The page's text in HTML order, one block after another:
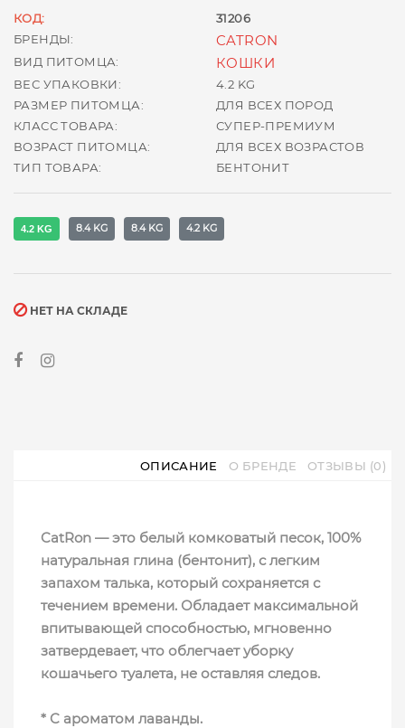
КОД:
31206
БРЕНДЫ:
CATRON
ВИД ПИТОМЦА: КОШКИ
ВЕС УПАКОВКИ:
4.2 KG
РАЗМЕР ПИТОМЦА:
ДЛЯ ВСЕХ ПОРОД
КЛАСС ТОВАРА:
СУПЕР-ПРЕМИУМ
ВОЗРАСТ ПИТОМЦА:
ДЛЯ ВСЕХ ВОЗРАСТОВ
ТИП ТОВАРА:
БЕНТОНИТ
4.2 KG 8.4 KG 8.4 KG 4.2 KG
НЕТ НА СКЛАДЕ
ОПИСАНИЕ О БРЕНДЕ ОТЗЫВЫ (0)
CatRon — это белый комковатый песок, 100%
натуральная глина (бентонит), с легким
запахом талька, который сохраняется с
течением времени. Обладает максимальной
впитывающей способностью, мгновенно
затвердевает, что облегчает уборку
кошачьего туалета, не оставляя следов.
* C ароматом лаванды.